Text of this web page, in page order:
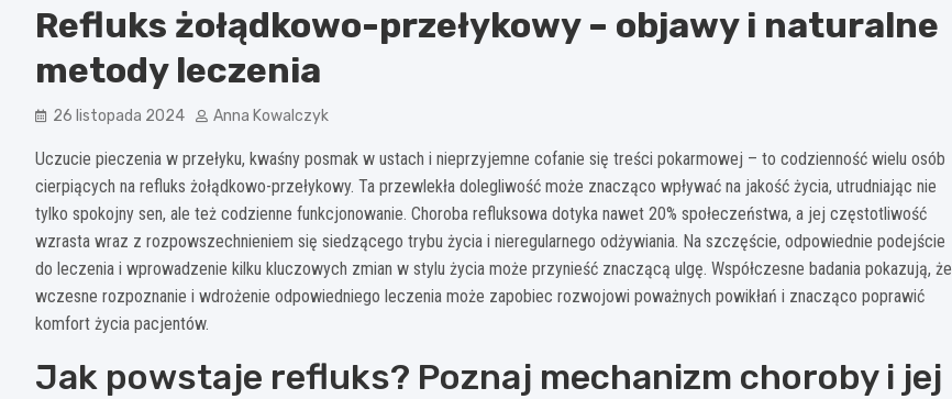
Refluks żołądkowo-przełykowy – objawy i naturalne
metody leczenia
26 listopada 2024 Anna Kowalczyk
Uczucie pieczenia w przełyku, kwaśny posmak w ustach i nieprzyjemne cofanie się treści pokarmowej – to codzienność wielu osób
cierpiących na refluks żołądkowo-przełykowy. Ta przewlekła dolegliwość może znacząco wpływać na jakość życia, utrudniając nie
tylko spokojny sen, ale też codzienne funkcjonowanie. Choroba refluksowa dotyka nawet 20% społeczeństwa, a jej częstotliwość
wzrasta wraz z rozpowszechnieniem się siedzącego trybu życia i nieregularnego odżywiania. Na szczęście, odpowiednie podejście
do leczenia i wprowadzenie kilku kluczowych zmian w stylu życia może przynieść znaczącą ulgę. Współczesne badania pokazują, że
wczesne rozpoznanie i wdrożenie odpowiedniego leczenia może zapobiec rozwojowi poważnych powikłań i znacząco poprawić
komfort życia pacjentów.
Jak powstaje refluks? Poznaj mechanizm choroby i jej